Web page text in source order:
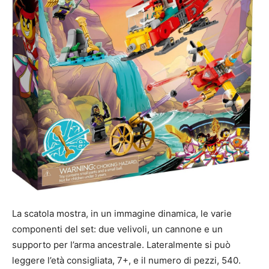
La scatola mostra, in un immagine dinamica, le varie
componenti del set: due velivoli, un cannone e un
supporto per l’arma ancestrale. Lateralmente si può
leggere l’età consigliata, 7+, e il numero di pezzi, 540.